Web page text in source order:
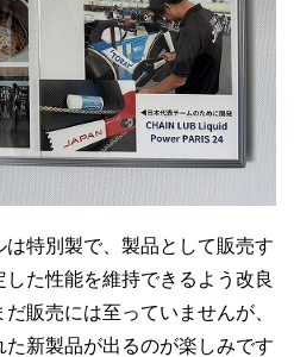
特別製で、製品として販売す
た性能を維持できるよう改良
販売には至っていませんが、
新製品が出るのが楽しみです